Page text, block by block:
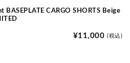
BASEPLATE CARGO SHORTS Beige
¥11,000 (税込)